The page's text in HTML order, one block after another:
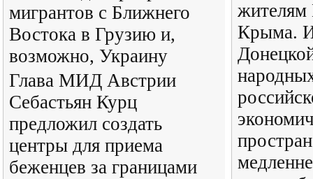
мигрантов с Ближнего
Востока в Грузию и,
возможно, Украину
Глава МИД Австрии
Себастьян Курц
предложил создать
центры для приема
беженцев за границами
жителям
Крыма.